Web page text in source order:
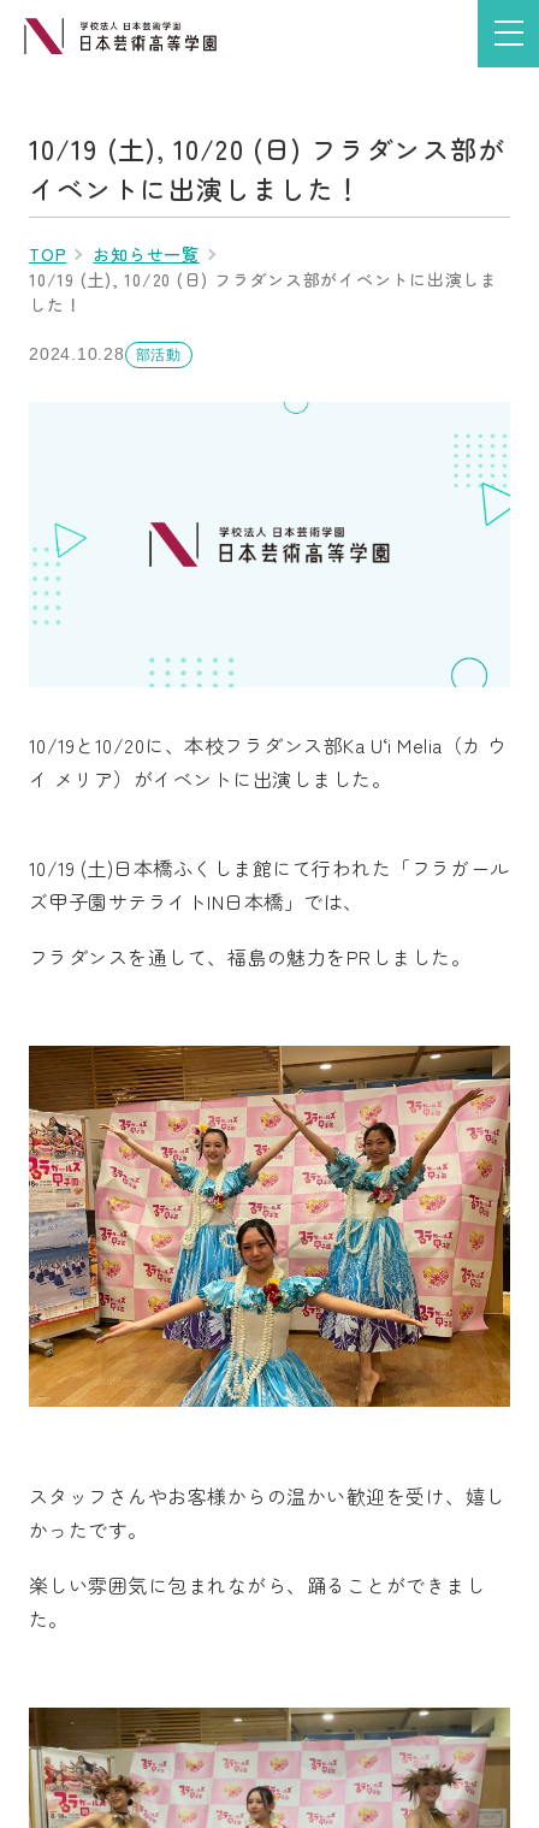
10/19 (土), 10/20 (日) フラダンス部が
イベントに出演しました！
TOP
お知らせ一覧
10/19 (土), 10/20 (日) フラダンス部がイベントに出演しま
した！
2024.10.28 部活動
10/19と10/20に、本校フラダンス部Ka U‘i Melia（カ ウ
イ メリア）がイベントに出演しました。
10/19 (土)日本橋ふくしま館にて行われた「フラガール
ズ甲子園サテライトIN日本橋」では、
フラダンスを通して、福島の魅力をPRしました。
スタッフさんやお客様からの温かい歓迎を受け、嬉し
かったです。
楽しい雰囲気に包まれながら、踊ることができまし
た。